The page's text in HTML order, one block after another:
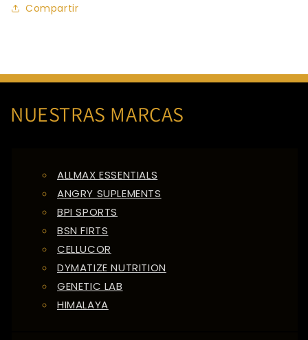
Compartir
NUESTRAS MARCAS
ALLMAX ESSENTIALS
ANGRY SUPLEMENTS
BPI SPORTS
BSN FIRTS
CELLUCOR
DYMATIZE NUTRITION
GENETIC LAB
HIMALAYA